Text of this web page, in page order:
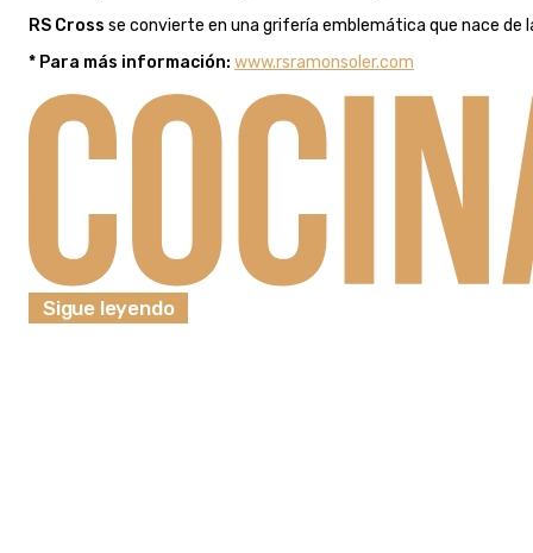
RS Cross se convierte en una grifería emblemática que nace de
* Para más información: www.rsramonsoler.com
Sigue leyendo